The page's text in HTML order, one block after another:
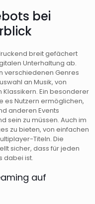
bei
breit gefächert
Unterhaltung ab.
verschiedenen Genres
an Musik, von
Ein besonderer
es Nutzern ermöglichen,
anderen Events
sein zu müssen. Auch im
zu bieten, von einfachen
Titeln. Die
sicher, dass für jeden
dabei ist.
auf